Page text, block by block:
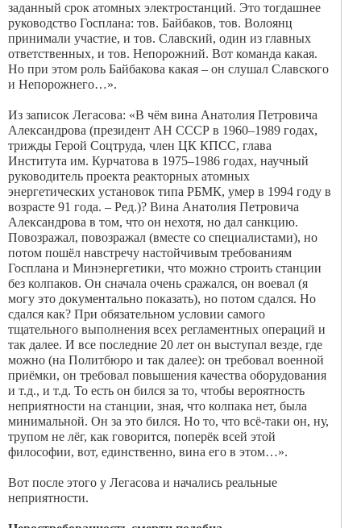
заданный срок атомных электростанций. Это тогдашнее
руководство Госплана: тов. Байбаков, тов. Волоянц
принимали участие, и тов. Славский, один из главных
ответственных, и тов. Непорожний. Вот команда какая.
Но при этом роль Байбакова какая – он слушал Славского
и Непорожнего…».
Из записок Легасова: «В чём вина Анатолия Петровича
Александрова (президент АН СССР в 1960–1989 годах,
трижды Герой Соцтруда, член ЦК КПСС, глава
Института им. Курчатова в 1975–1986 годах, научный
руководитель проекта реакторных атомных
энергетических установок типа РБМК, умер в 1994 году в
возрасте 91 года. – Ред.)? Вина Анатолия Петровича
Александрова в том, что он нехотя, но дал санкцию.
Повозражал, повозражал (вместе со специалистами), но
потом пошёл навстречу настойчивым требованиям
Госплана и Мин­энергетики, что можно строить станции
без колпаков. Он сначала очень сражался, он воевал (я
могу это документально показать), но потом сдался. Но
сдался как? При обязательном условии самого
тщательного выполнения всех регламентных операций и
так далее. И все последние 20 лет он выступал везде, где
можно (на Политбюро и так далее): он требовал военной
приёмки, он требовал повышения качества оборудования
и т.д., и т.д. То есть он бился за то, чтобы вероятность
неприятности на станции, зная, что колпака нет, была
минимальной. Он за это бился. Но то, что всё-таки он, ну,
трупом не лёг, как говорится, поперёк всей этой
философии, вот, единственно, вина его в этом…».
Вот после этого у Легасова и начались реальные
неприятности.